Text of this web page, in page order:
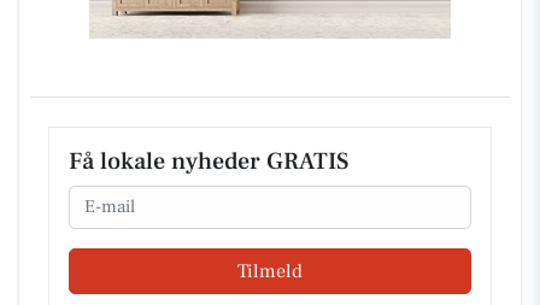
Få lokale nyheder GRATIS
Email
Tilmeld